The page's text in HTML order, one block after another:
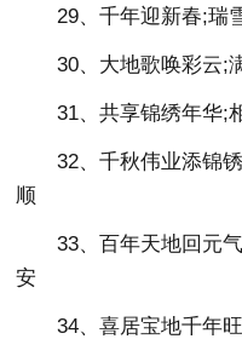
29、千年迎新春;瑞
30、大地歌唤彩云;
31、共享锦绣年华;
32、千秋伟业添锦
顺
33、百年天地回元
安
34、喜居宝地千年